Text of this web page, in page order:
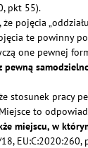
pkt 55).
że pojęcia
te powinny
one pewnej
stosunek
to
miejscu, w